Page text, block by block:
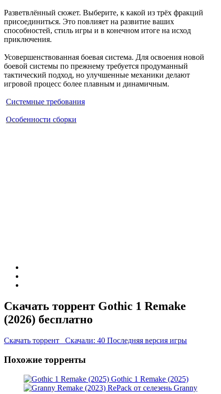
Разветвлённый сюжет. Выберите, к какой из трёх фракций
присоединиться. Это повлияет на развитие ваших
способностей, стиль игры и в конечном итоге на исход
приключения.
Усовершенствованная боевая система. Для освоения новой
боевой системы по прежнему требуется продуманный
тактический подход, но улучшенные механики делают
игровой процесс более плавным и динамичным.
Системные требования
Особенности сборки
Скачать торрент Gothic 1 Remake
(2026) бесплатно
Скачать торрент Скачали: 40 Последняя версия игры
Похожие торренты
Gothic 1 Remake (2025)
Granny